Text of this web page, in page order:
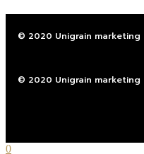
© 2020 Unigrain marketing
© 2020 Unigrain marketing
0